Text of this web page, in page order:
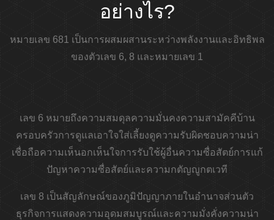
อย่างไร?
หมายเลข 681 เป็นการผสมผสานระหว่างพลังงานและอิทธิพล
ของตัวเลข 6, 8 และหมายเลข 1
เลข 6 หมายถึงความสมดุลความมั่นคงความสามัคคีบ้าน
ครอบครัวการดูแลเอาใจใส่เลี้ยงดูความรับผิดชอบความน่า
เชื่อถือความเห็นอกเห็นใจการรับใช้ผู้อื่นความซื่อสัตย์การแก้
ปัญหาความซื่อสัตย์และความกตัญญูกตเวที
เลข 8 เป็นสัญลักษณ์ของภูมิปัญญาภายในอำนาจส่วนตัว
ธุรกิจการแสดงความอุดมสมบูรณ์และความมั่งคั่งความน่า